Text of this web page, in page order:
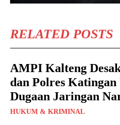
RELATED POSTS
AMPI Kalteng
dan Polres Katingan
Dugaan Jaringan
HUKUM & KRIMINAL